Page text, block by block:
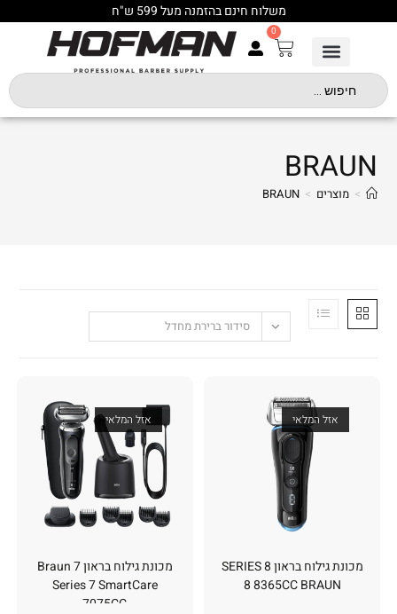
משלוח חינם בהזמנה מעל 599 ש"ח
0
BRAUN
> מוצרים >
BRAUN
סידור ברירת מחדל
אזל המלאי
מכונת גילוח בראון 7 Braun
Series 7 SmartCare
7075CC
אזל המלאי
מכונת גילוח בראון 8 SERIES
8 8365CC BRAUN